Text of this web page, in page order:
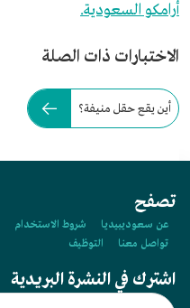
أرامكو السعودية.
الاختبارات ذات الصلة
أين يقع حقل منيفة؟
تصفح
عن سعوديبيديا شروط الاستخدام
تواصل معنا
التوظيف
اشترك في النشرة البريدية